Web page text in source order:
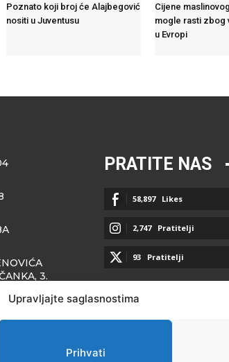
Upravljajte saglasnostima
Prihvati
Poznato koji broj će Alajbegović
nositi u Juventusu
Cijene
mogle rasti zbog
u Evropi
3.
PRATITE NAS
58,897 Likes
2,747 Pratitelji
93 Pratitelji